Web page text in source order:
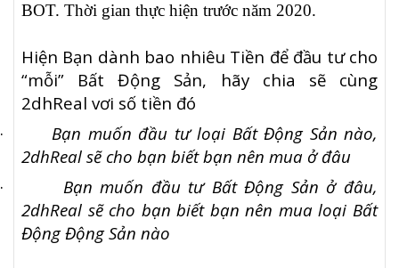
BOT. Thời gian thực hiện trước năm 2020.
Hiện Bạn dành bao nhiêu Tiền để đầu tư cho
“mỗi” Bất Động Sản, hãy chia sẽ cùng
2dhReal vơi số tiền đó
·
Bạn muốn đầu tư loại Bất Động Sản nào,
2dhReal sẽ cho bạn biết bạn nên mua ở đâu
·
Bạn muốn đầu tư Bất Động Sản ở đâu,
2dhReal sẽ cho bạn biết bạn nên mua loại Bất
Động Động Sản nào